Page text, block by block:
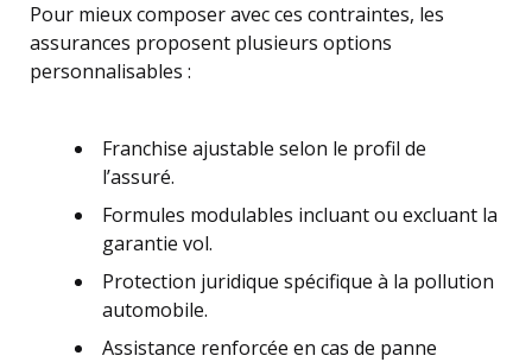
Pour mieux composer avec ces contraintes, les
assurances proposent plusieurs options
personnalisables :
Franchise ajustable selon le profil de
l’assuré.
Formules modulables incluant ou excluant la
garantie vol.
Protection juridique spécifique à la pollution
automobile.
Assistance renforcée en cas de panne